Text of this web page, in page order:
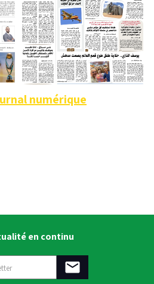
numérique
en continu